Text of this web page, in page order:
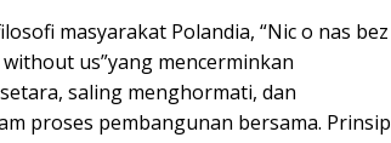
masyarakat Polandia, “Nic o nas bez
us”yang mencerminkan
saling menghormati, dan
proses pembangunan bersama. Prinsip